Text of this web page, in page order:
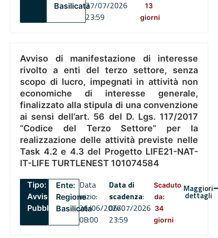
Basilicata27/07/2026
23:59
13
giorni
Avviso di manifestazione di interesse
rivolto a enti del terzo settore, senza
scopo di lucro, impegnati in attività non
economiche di interesse generale,
finalizzato alla stipula di una convenzione
ai sensi dell’art. 56 del D. Lgs. 117/2017
“Codice del Terzo Settore” per la
realizzazione delle attività previste nelle
Task 4.2 e 4.3 del Progetto LIFE21-NAT-
IT-LIFE TURTLENEST 101074584
Tipo:
Avviso
Pubblico
Ente:
Regione
Basilicata
Data
inizio:
26/06/2026
08:00
Data di
scadenza:
06/07/2026
23:59
Scaduto
da:
34
giorni
Maggiori
dettagli